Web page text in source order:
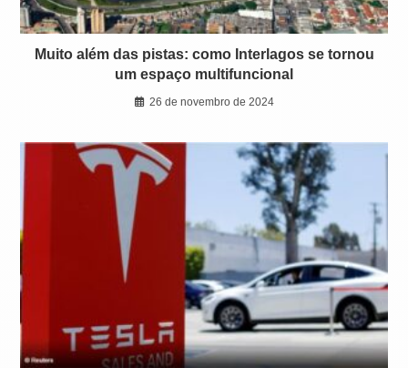
Muito além das pistas: como Interlagos se tornou
um espaço multifuncional
26 de novembro de 2024